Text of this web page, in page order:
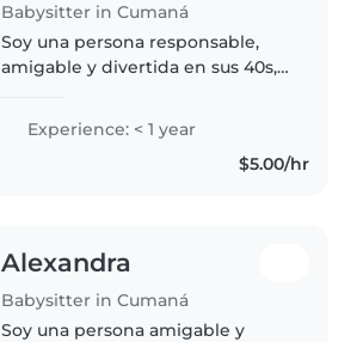
Babysitter in Cumaná
Soy una persona responsable,
amigable y divertida en sus 40s,
bebés y niños pequeños. Me
encanta dibujar, leer cuentos,
Experience: < 1 year
$5.00/hr
Alexandra
Babysitter in Cumaná
Soy una persona amigable y